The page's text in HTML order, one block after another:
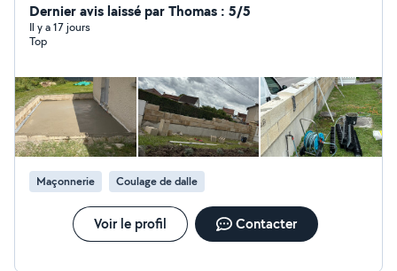
Dernier avis laissé par Thomas : 5/5
Il y a 17 jours
Top
Maçonnerie Coulage de dalle
Voir le profil Contacter